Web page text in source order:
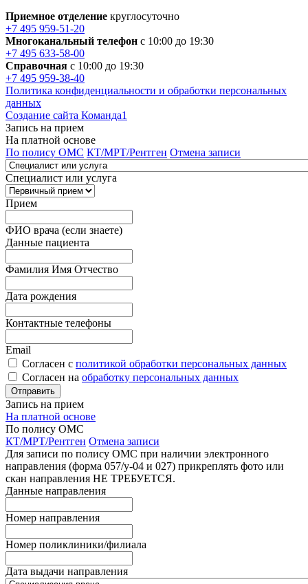
Приемное отделение круглосуточно
+7 495 959-51-20
Многоканальный телефон с 10:00 до 19:30
+7 495 633-58-00
Справочная с 10:00 до 19:30
+7 495 959-38-40
Политика конфиденциальности и обработки персональных
данных
Создание сайта Команда1
Запись на прием
На платной основе
По полису ОМС КТ/МРТ/Рентген Отмена записи
Специалист или услуга
Прием
ФИО врача (если знаете)
Данные пациента
Фамилия Имя Отчество
Дата рождения
Контактные телефоны
Email
Согласен с политикой обработки персональных данных
Согласен на обработку персональных данных
Запись на прием
На платной основе
По полису ОМС
КТ/МРТ/Рентген Отмена записи
Для записи по полису ОМС при наличии электронного
направления (форма 057/у-04 и 027) прикреплять фото или
скан направления НЕ ТРЕБУЕТСЯ.
Данные направления
Номер направления
Номер поликлиники/филиала
Дата выдачи направления